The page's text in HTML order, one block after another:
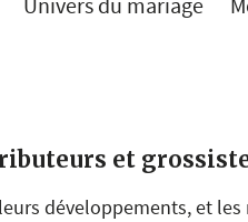
et
développements, et